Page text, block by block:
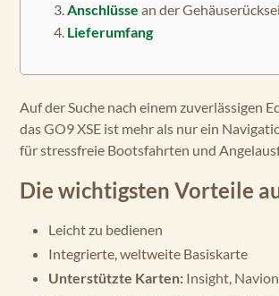
Anschlüsse an der
Lieferumfang
Auf der Suche nach einem zuverlässigen
das GO9 XSE ist mehr als nur ein
für stressfreie Bootsfahrten und
Die wichtigsten Vorteile
Leicht zu bedienen
Integrierte, weltweite Basiskarte
Unterstützte Karten: Insight,